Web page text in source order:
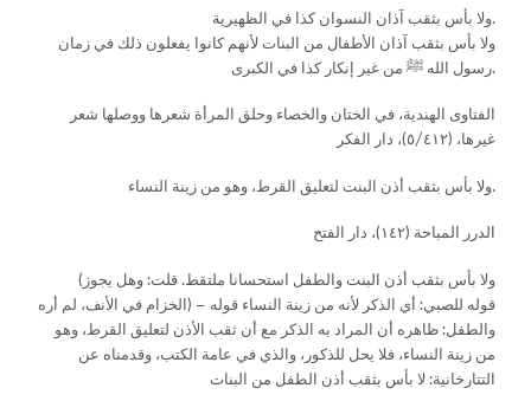
ولا بأس بثقب آذان النسوان كذا في الظهيرية.
ولا بأس بثقب آذان الأطفال من البنات لأنهم كانوا يفعلون ذلك في زمان
رسول الله ﷺ من غير إنكار كذا في الكبرى.
الفتاوى الهندية، في الختان والخصاء وحلق المرأة شعرها ووصلها شعر
غيرها، (٥/٤١٢)، دار الفكر
ولا بأس بثقب أذن البنت لتعليق القرط، وهو من زينة النساء.
الدرر المباحة (١٤٢)، دار الفتح
(ولا بأس بثقب أذن البنت والطفل استحسانا ملتقط. قلت: وهل يجوز
الخزام في الأنف، لم أره) – قوله للصبي: أي الذكر لأنه من زينة النساء قوله
والطفل: ظاهره أن المراد به الذكر مع أن ثقب الأذن لتعليق القرط، وهو
من زينة النساء، فلا يحل للذكور، والذي في عامة الكتب، وقدمناه عن
التتارخانية: لا بأس بثقب أذن الطفل من البنات